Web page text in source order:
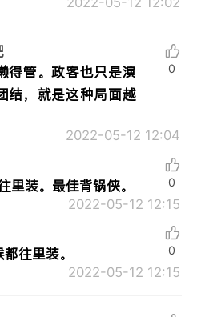
得管。政客也只是演
结，就是这种局面越
2022-05-12 12:04
0
里装。最佳背锅侠。
2022-05-12 12:15
0
往里装。
2022-05-12 12:15
0